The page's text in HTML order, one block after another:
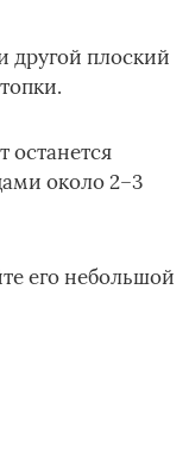
другой плоский
останется
около 2–3
его небольшой